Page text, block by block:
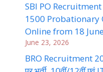
SBI PO
1500 Probationary
Online from 18
June 23, 2026
BRO Recruitment